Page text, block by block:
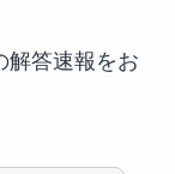
解答速報をお